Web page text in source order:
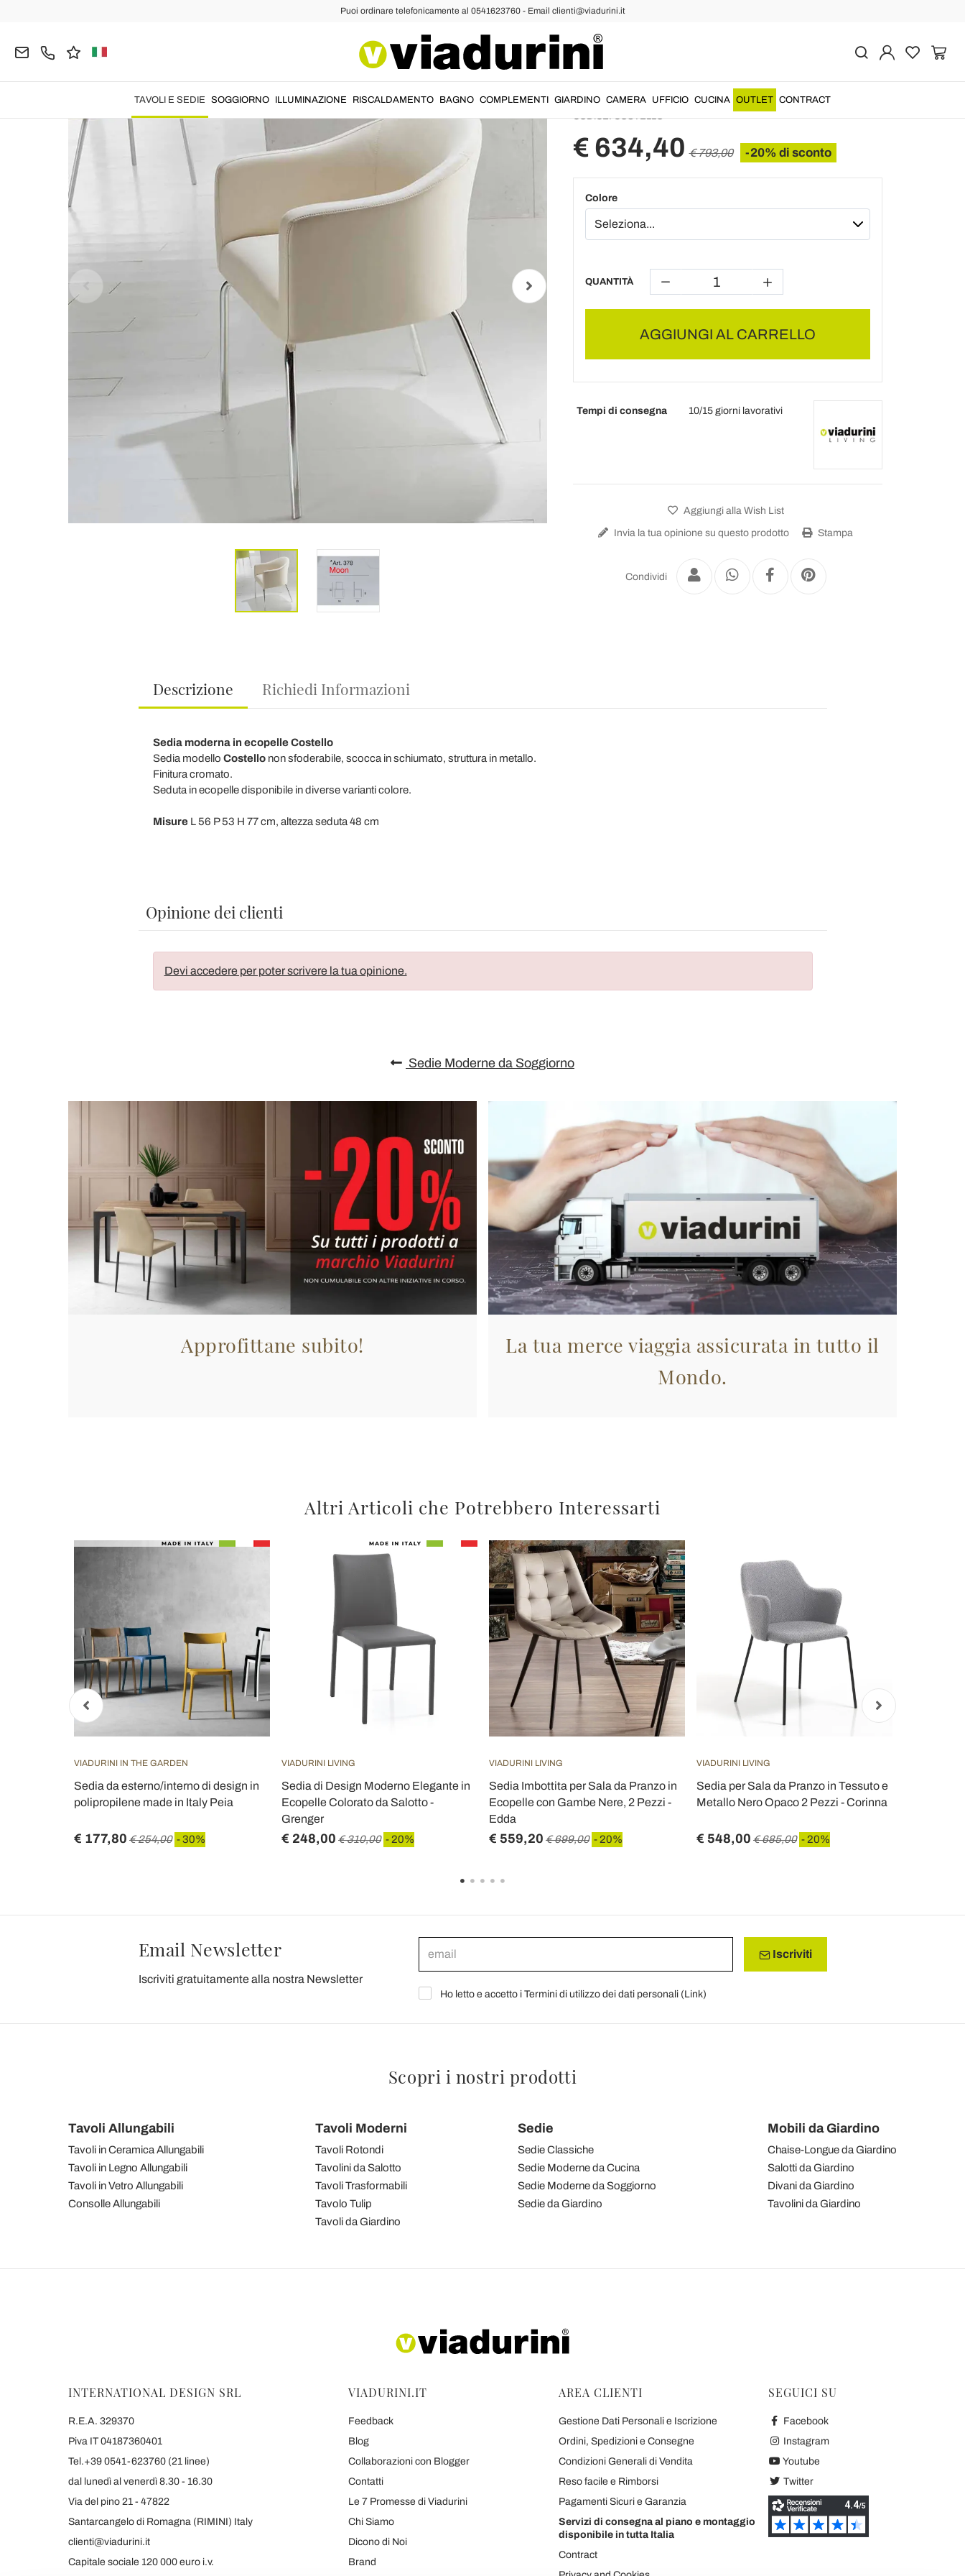
Puoi ordinare telefonicamente al 0541623760 - Email clienti@viadurini.it
TAVOLI E SEDIE SOGGIORNO ILLUMINAZIONE RISCALDAMENTO BAGNO COMPLEMENTI GIARDINO CAMERA UFFICIO CUCINA OUTLET CONTRACT
Sedia moderna in ecopelle
Moon
CODICE:COSTELLO
€ 634,40 € 793,00 -20% di sconto
Colore
QUANTITÀ
AGGIUNGI AL CARRELLO
Tempi di consegna 10/15 giorni lavorativi
Aggiungi alla Wish List
Invia la tua opinione su questo prodotto Stampa
Condividi
Descrizione Richiedi Informazioni
Sedia moderna in ecopelle Costello
Sedia modello Costellonon sfoderabile, scocca in schiumato, struttura in metallo.
Finitura cromato.
Seduta in ecopelle disponibile in diverse varianti colore.
MisureL 56 P 53 H 77 cm, altezza seduta 48 cm
Opinione dei clienti
Devi accedere per poter scrivere la tua opinione.
Sedie Moderne da Soggiorno
Approfittane subito!
La tua merce viaggia assicurata in tutto il
Mondo.
Altri Articoli che Potrebbero Interessarti
VIADURINI IN THE GARDEN
Sedia da esterno/interno di design in
polipropilene made in Italy Peia
€ 177,80 € 254,00 - 30%
VIADURINI LIVING
Sedia di Design Moderno Elegante in
Ecopelle Colorato da Salotto -
Grenger
€ 248,00 € 310,00 - 20%
VIADURINI LIVING
Sedia Imbottita per Sala da Pranzo in
Ecopelle con Gambe Nere, 2 Pezzi -
Edda
€ 559,20 € 699,00 - 20%
VIADURINI LIVING
Sedia per Sala da Pranzo in Tessuto e
Metallo Nero Opaco 2 Pezzi - Corinna
€ 548,00 € 685,00 - 20%
Email Newsletter
Iscriviti gratuitamente alla nostra Newsletter
Iscriviti
Ho letto e accetto i Termini di utilizzo dei dati personali (Link)
Scopri i nostri prodotti
Tavoli Allungabili
Tavoli in Ceramica Allungabili
Tavoli in Legno Allungabili
Tavoli in Vetro Allungabili
Consolle Allungabili
Tavoli Moderni
Tavoli Rotondi
Tavolini da Salotto
Tavoli Trasformabili
Tavolo Tulip
Tavoli da Giardino
Sedie
Sedie Classiche
Sedie Moderne da Cucina
Sedie Moderne da Soggiorno
Sedie da Giardino
Mobili da Giardino
Chaise-Longue da Giardino
Salotti da Giardino
Divani da Giardino
Tavolini da Giardino
INTERNATIONAL DESIGN SRL
R.E.A. 329370
Piva IT 04187360401
Tel.+39 0541-623760 (21 linee)
dal lunedì al venerdì 8.30 - 16.30
Via del pino 21 - 47822
Santarcangelo di Romagna (RIMINI) Italy
clienti@viadurini.it
Capitale sociale 120 000 euro i.v.
VIADURINI.IT
Feedback
Blog
Collaborazioni con Blogger
Contatti
Le 7 Promesse di Viadurini
Chi Siamo
Dicono di Noi
Brand
AREA CLIENTI
Gestione Dati Personali e Iscrizione
Ordini, Spedizioni e Consegne
Condizioni Generali di Vendita
Reso facile e Rimborsi
Pagamenti Sicuri e Garanzia
Servizi di consegna al piano e montaggio
disponibile in tutta Italia
Contract
SEGUICI SU
Facebook
Instagram
Youtube
Twitter